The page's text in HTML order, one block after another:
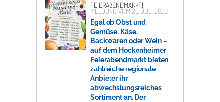
FEIERABENDMARKT!
MELDUNG VOM 20. JULI 2026
Egal ob Obst und
Gemüse, Käse,
Backwaren oder Wein –
auf dem Hockenheimer
Feierabendmarkt bieten
zahlreiche regionale
Anbieter ihr
abwechslungsreiches
Sortiment an. Der